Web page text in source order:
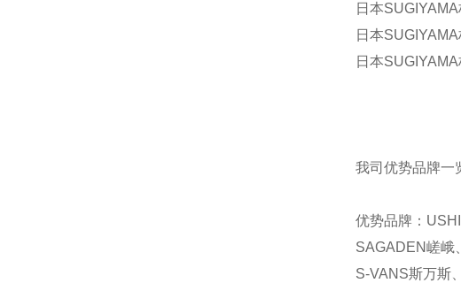
日本
日本
日本
我司优势品牌一
优势品牌：
SAGADEN嵯峨、
S-VANS斯万斯、